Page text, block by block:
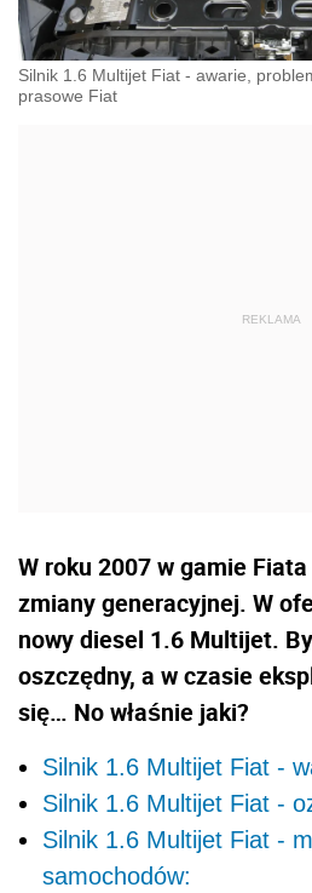
Silnik 1.6 Multijet Fiat - awarie,
prasowe Fiat
W roku 2007 w gamie
zmiany generacyjnej. W
nowy diesel 1.6 Multijet.
oszczędny, a w czasie
się… No właśnie jaki?
Silnik 1.6 Multijet Fiat -
Silnik 1.6 Multijet Fiat -
Silnik 1.6 Multijet Fiat -
samochodów: